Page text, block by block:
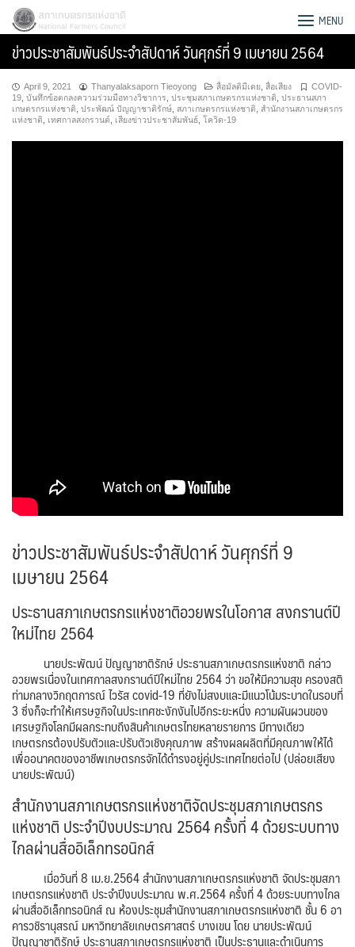
Skip
content
สภาเกษตรกรแห่งชาติ MENU
ข่าวประชาสัมพันธ์ประจำสัปดาห์ วันศุกร์ที่ 9 เมษายน 2564
April 9, 2021 Thanyalaksaporn Tieoyong สื่อมัลติมีเดย สื่อเสียง
COVID-
19 บันทึกข้อตกลงความร่วมมือทางวิชาการ ประชุมสภาเกษตรกรแห่งชาติ ประธานสภา
เกษตรกรแห่งชาติ ประพัฒน์ ปัญญาชาติรักษ์ สภาเกษตรกรแห่งชาติ
สำนักงานสภาเกษตรกร
แห่งชาติ
เทศกาลสงกรานต์ เสียงข่าวประชาสัมพันธ์ โควิด-19
ข่าวประชาสัมพันธ์ประจำสัปดาห์ วันศุกร์ที่ 9
เมษายน 2564
ประธานสภาเกษตรกรแห่งชาติอวยพรในโอกาส สงกรานต์ปี
ใหม่ไทย 2564
นายประพัฒน์ ปัญญาชาติรักษ์ ประธานสภาเกษตรกรแห่งชาติ กล่าว
อวยพรเนื่องในเทศกาลสงกรานต์ปีใหม่ไทย 2564 ว่า ขอให้มีความสุข ครองสติ
ท่ามกลางวิกฤตการณ์ ไวรัส covid-19 ที่ยังไม่สงบและมีแนวโน้มระบาดในรอบที่
3 ซึ่งก็จะทำให้เศรษฐกิจในประเทศชะงักงันไปอีกระยะหนึ่ง ความผันผวนของ
เศรษฐกิจโลกมีผลกระทบถึงสินค้าเกษตรไทยหลายรายการ มีทางเดียว
เกษตรกรต้องปรับตัวและปรับตัวเชิงคุณภาพ สร้างผลผลิตที่มีคุณภาพให้ได้
เพื่ออนาคตของอาชีพเกษตรกรจักได้ดำรงอยู่คู่ประเทศไทยต่อไป (ปล่อยเสียง
นายประพัฒน์)
สำนักงานสภาเกษตรกรแห่งชาติจัดประชุมสภาเกษตรกร
แห่งชาติ ประจำปีงบประมาณ 2564 ครั้งที่ 4 ด้วยระบบทาง
ไกลผ่านสื่ออิเล็กทรอนิกส์
เมื่อวันที่ 8 เม.ย.2564 สำนักงานสภาเกษตรกรแห่งชาติ จัดประชุมสภา
เกษตรกรแห่งชาติ ประจำปีงบประมาณ พ.ศ.2564 ครั้งที่ 4 ด้วยระบบทางไกล
ผ่านสื่ออิเล็กทรอนิกส์ ณ ห้องประชุมสำนักงานสภาเกษตรกรแห่งชาติ ชั้น 6 อา
คารวชิรานุสรณ์ มหาวิทยาลัยเกษตรศาสตร์ บางเขน โดย นายประพัฒน์
ปัญญาชาติรักษ์ ประธานสภาเกษตรกรแห่งชาติ เป็นประธานและดำเนินการ